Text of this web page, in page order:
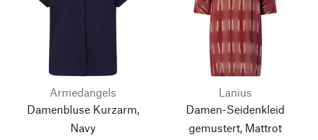
Armedangels
Damenbluse Kurzarm,
Navy
Lanius
Damen-Seidenkleid
gemustert, Mattrot